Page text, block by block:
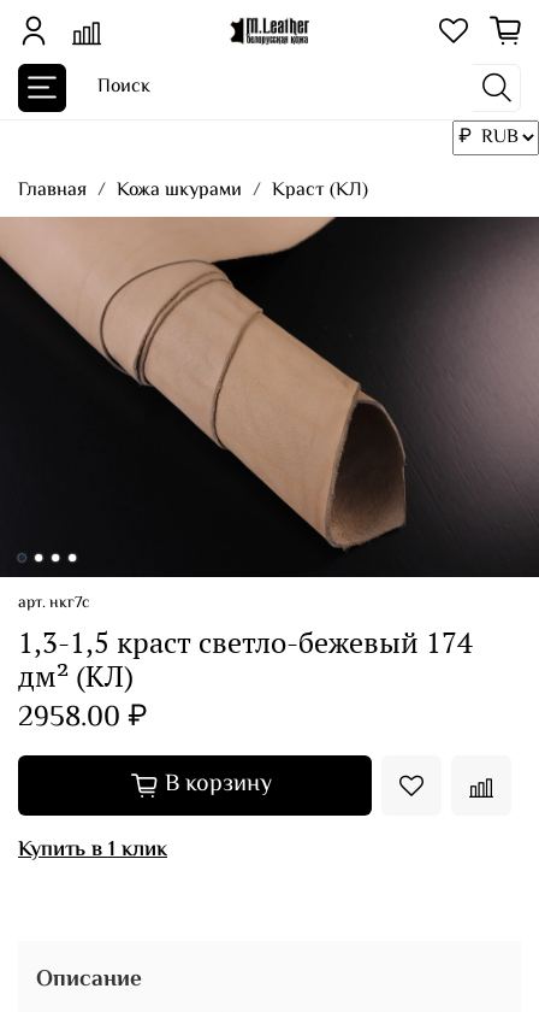
Главная Кожа шкурами Краст (КЛ)
арт.нкг7с
1,3-1,5 краст светло-бежевый 174
дм² (КЛ)
2958.00 ₽
В корзину
Купить в 1 клик
Описание